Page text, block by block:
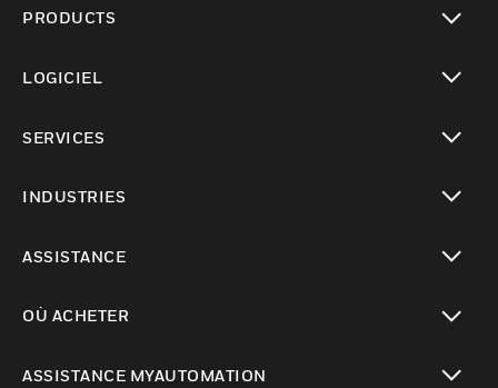
PRODUCTS
LOGICIEL
SERVICES
INDUSTRIES
ASSISTANCE
OÙ ACHETER
ASSISTANCE MYAUTOMATION